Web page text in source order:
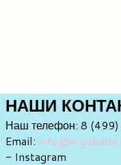
НАШИ
Наш телефон: 8
Email:
- Instagram